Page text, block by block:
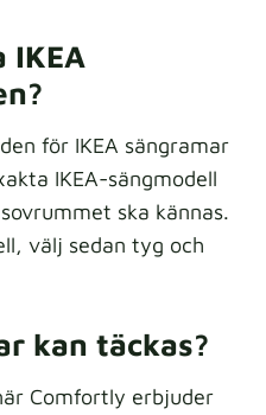
IKEA
för IKEA sängramar
IKEA-sängmodell
ska kännas.
välj sedan tyg och
kan täckas?
Comfortly erbjuder